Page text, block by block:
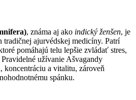
, známa aj ako indický ženšen, je
tradičnej ajurvédskej medicíny. Patrí
pomáhajú telu lepšie zvládať stres,
užívanie Ašvagandy
koncentráciu a vitalitu, zároveň
spánku.